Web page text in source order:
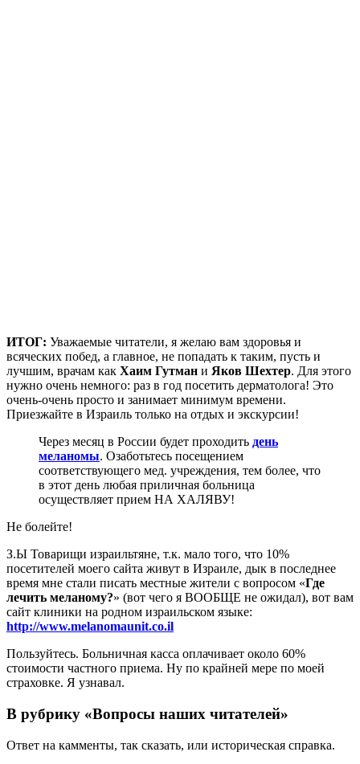
ИТОГ: Уважаемые читатели, я желаю вам здоровья и
всяческих побед, а главное, не попадать к таким, пусть и
лучшим, врачам как Хаим Гутман и Яков Шехтер. Для этого
нужно очень немного: раз в год посетить дерматолога! Это
очень-очень просто и занимает минимум времени.
Приезжайте в Израиль только на отдых и экскурсии!
Через месяц в России будет проходить день
меланомы. Озаботьтесь посещением
соответствующего мед. учреждения, тем более, что
в этот день любая приличная больница
осуществляет прием НА ХАЛЯВУ!
Не болейте!
З.Ы Товарищи израильтяне, т.к. мало того, что 10%
посетителей моего сайта живут в Израиле, дык в последнее
время мне стали писать местные жители с вопросом «Где
лечить меланому?» (вот чего я ВООБЩЕ не ожидал), вот вам
сайт клиники на родном израильском языке:
http://www.melanomaunit.co.il
Пользуйтесь. Больничная касса оплачивает около 60%
стоимости частного приема. Ну по крайней мере по моей
страховке. Я узнавал.
В рубрику «Вопросы наших читателей»
Ответ на камменты, так сказать, или историческая справка.